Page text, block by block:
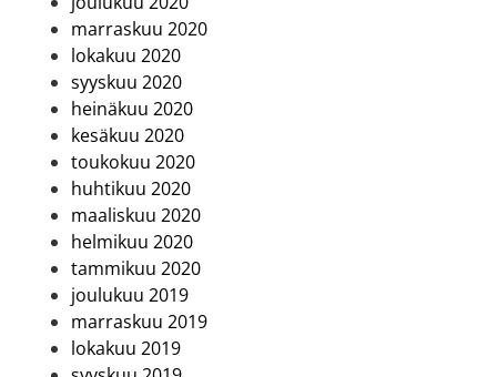
marraskuu 2020
lokakuu 2020
syyskuu 2020
heinäkuu 2020
kesäkuu 2020
toukokuu 2020
huhtikuu 2020
maaliskuu 2020
helmikuu 2020
tammikuu 2020
joulukuu 2019
marraskuu 2019
lokakuu 2019